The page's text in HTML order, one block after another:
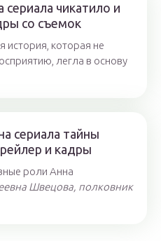
чикатило и
со съемок
которая не
легла в основу
сериала тайны
и кадры
роли Анна
Швецова, полковник